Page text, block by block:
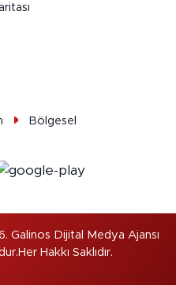
Bölgesel
Galinos Dijital Medya Ajansı
Hakkı Saklıdır.